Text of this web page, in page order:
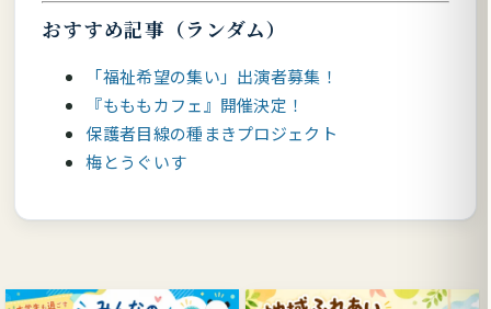
おすすめ記事（ランダム）
「福祉希望の集い」出演者募集！
『もももカフェ』開催決定！
保護者目線の種まきプロジェクト
梅とうぐいす